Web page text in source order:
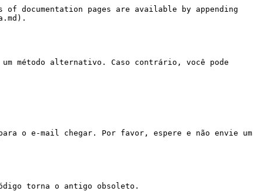
documentation pages are available by appending
método alternativo. Caso contrário, você pode
o e-mail chegar. Por favor, espere e não envie um
torna o antigo obsoleto.